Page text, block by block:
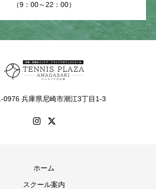
（9：00～22：00）
0976 兵庫県尼崎市潮江3丁目1-3
ホーム
スクール案内